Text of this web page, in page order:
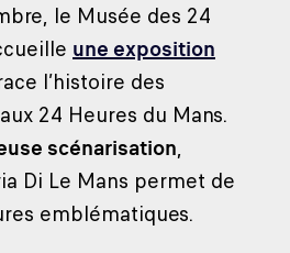
le Musée des 24
une exposition
l’histoire des
24 Heures du Mans.
scénarisation,
Di Le Mans permet de
emblématiques.